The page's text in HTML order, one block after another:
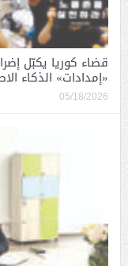
قضاء كوريا يكبّل
«إمدادات» الذكاء
05/18/2026